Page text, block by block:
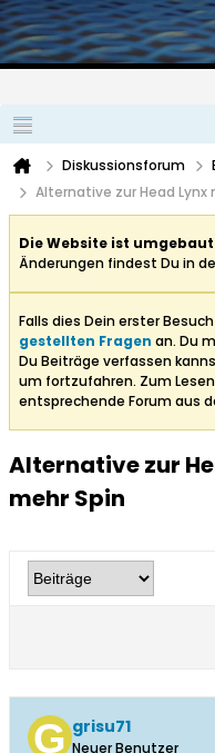
Diskussionsforum
Alternative zur Head Lynx
Die Website ist
Änderungen findest Du in
Falls dies Dein erster
gestellten Fragen an. Du
Du Beiträge verfassen
um fortzufahren. Zum
entsprechende Forum aus
Alternative zur
mehr Spin
grisu71
Neuer Benutzer